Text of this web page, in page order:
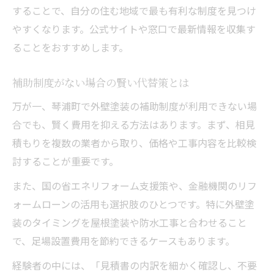
することで、自分の住む地域で最も有利な制度を見つけ
やすくなります。公式サイトや窓口で最新情報を収集す
ることをおすすめします。
補助制度がない場合の賢い代替策とは
万が一、琴浦町で外壁塗装の補助制度が利用できない場
合でも、賢く費用を抑える方法はあります。まず、相見
積もりを複数の業者から取り、価格や工事内容を比較検
討することが重要です。
また、国の省エネリフォーム支援策や、金融機関のリフ
ォームローンの活用も選択肢のひとつです。特に外壁塗
装のタイミングを屋根塗装や防水工事と合わせること
で、足場設置費用を節約できるケースもあります。
経験者の中には、「見積書の内訳を細かく確認し、不要